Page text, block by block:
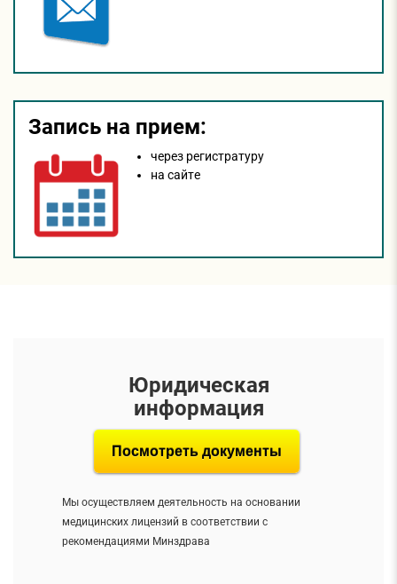
Запись на прием:
через регистратуру
на сайтe
Юридическая
информация
Посмотреть документы
Мы осуществляем деятельность на основании
медицинских лицензий в соответствии с
рекомендациями Минздрава